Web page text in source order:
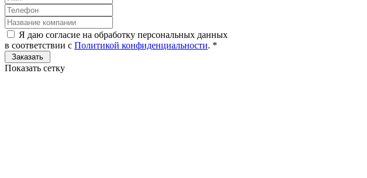
Я даю согласие на обработку персональных данных
в соответствии с Политикой конфиденциальности. *
Показать сетку